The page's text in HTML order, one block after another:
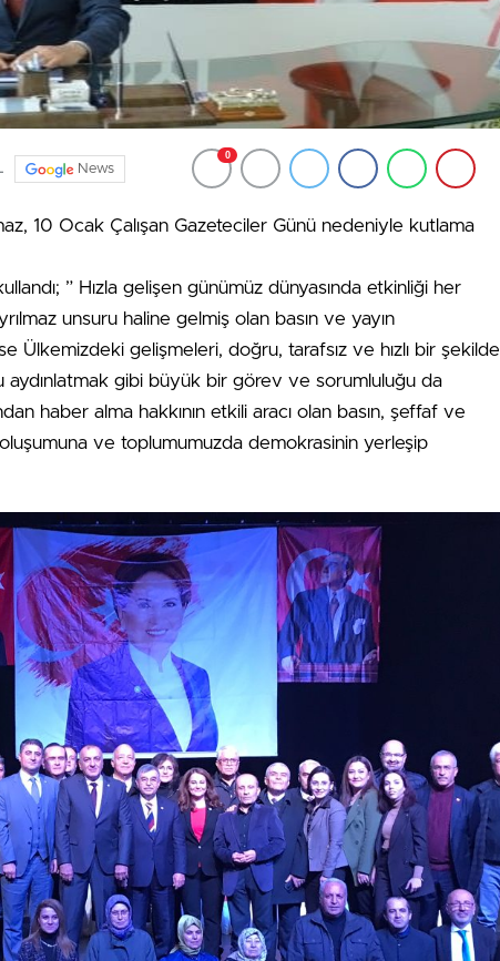
News
0
10 Ocak Çalışan Gazeteciler Günü nedeniyle kutlama
” Hızla gelişen günümüz dünyasında etkinliği her
unsuru haline gelmiş olan basın ve yayın
Ülkemizdeki gelişmeleri, doğru, tarafsız ve hızlı bir şekilde
aydınlatmak gibi büyük bir görev ve sorumluluğu da
haber alma hakkının etkili aracı olan basın, şeffaf ve
oluşumuna ve toplumumuzda demokrasinin yerleşip